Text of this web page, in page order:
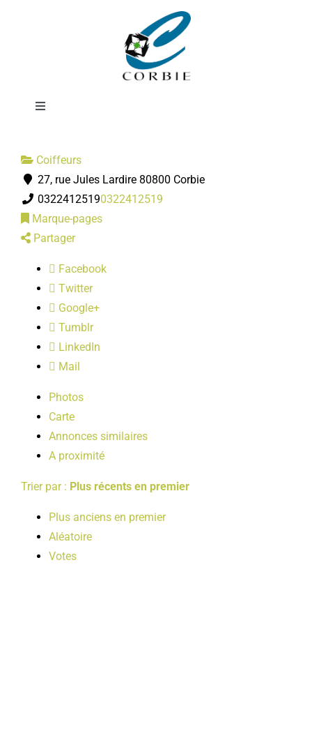
Toggle
DÉMARCHES ADMINISTRATIVES
SERVICES MUNICIPAUX
PRATIQUE
LOISIRS
PUBLICATIONS
Studio 22
Femmes
Coiffeurs
27, rue Jules Lardire 80800 Corbie
03224125190322412519
Marque-pages
Partager
Facebook
Twitter
Google+
Tumblr
LinkedIn
Mail
Photos
Carte
Annonces similaires
A proximité
Trier par : Plus récents en premier
Plus anciens en premier
Aléatoire
Votes